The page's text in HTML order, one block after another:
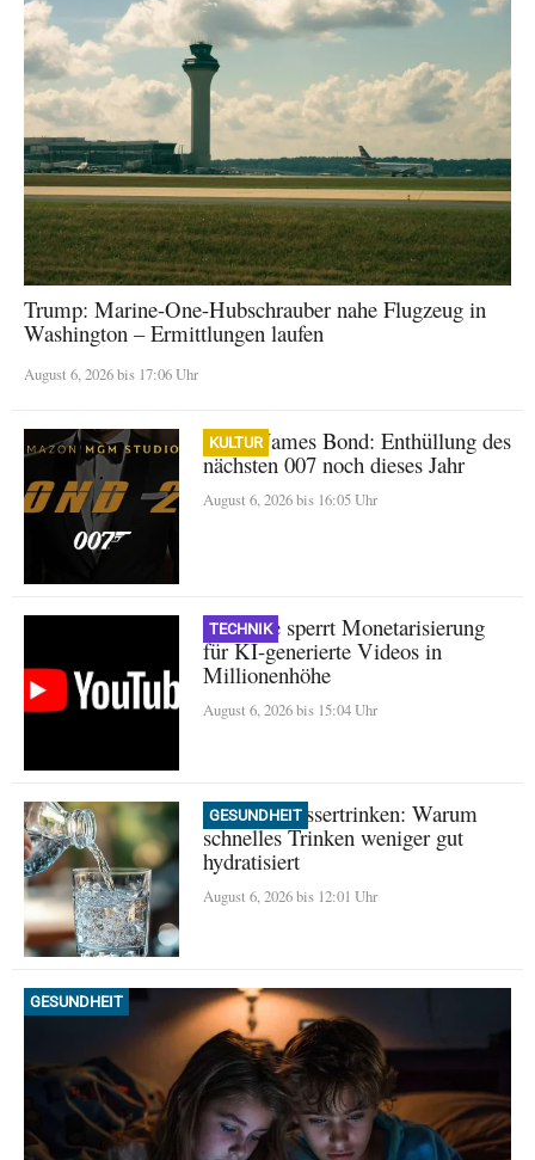
Trump: Marine-One-Hubschrauber nahe Flugzeug in
Washington – Ermittlungen laufen
August 6, 2026 bis 17:06 Uhr
KULTUR
Neuer James Bond: Enthüllung des
nächsten 007 noch dieses Jahr
August 6, 2026 bis 16:05 Uhr
TECHNIK
YouTube sperrt Monetarisierung
für KI-generierte Videos in
Millionenhöhe
August 6, 2026 bis 15:04 Uhr
GESUNDHEIT
Mythos Wassertrinken: Warum
schnelles Trinken weniger gut
hydratisiert
August 6, 2026 bis 12:01 Uhr
GESUNDHEIT